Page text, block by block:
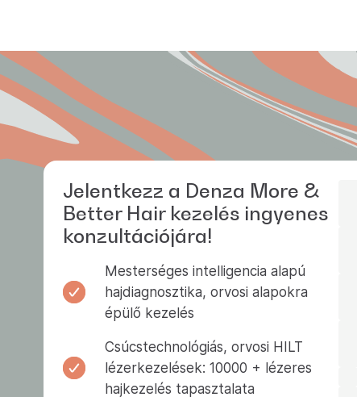
Jelentkezz a Denza More &
Better Hair kezelés ingyenes
konzultációjára!
Mesterséges intelligencia alapú
hajdiagnosztika, orvosi alapokra
épülő kezelés
Csúcstechnológiás, orvosi HILT
lézerkezelések: 10000 + lézeres
hajkezelés tapasztalata